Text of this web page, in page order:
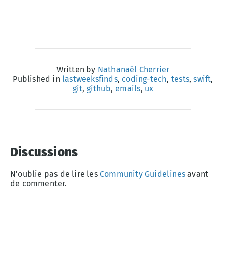
Written by Nathanaël Cherrier
Published in lastweeksfinds, coding-tech, tests,swift,
git, github, emails, ux
Discussions
N'oublie pas de lire les Community Guidelines avant
de commenter.